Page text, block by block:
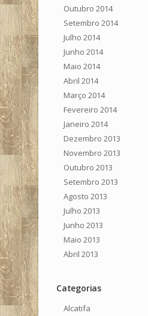
Outubro 2014
Setembro 2014
Julho 2014
Junho 2014
Maio 2014
Abril 2014
Março 2014
Fevereiro 2014
Janeiro 2014
Dezembro 2013
Novembro 2013
Outubro 2013
Setembro 2013
Agosto 2013
Julho 2013
Junho 2013
Maio 2013
Abril 2013
Categorias
Alcatifa